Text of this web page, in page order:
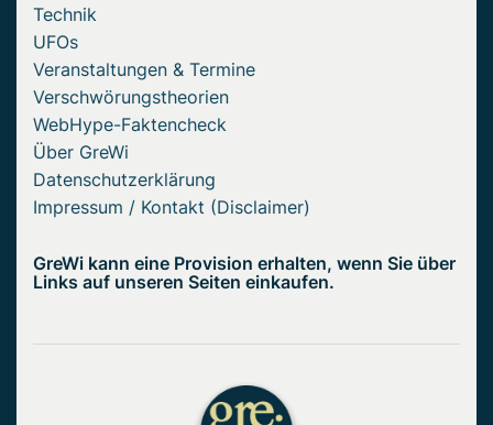
Technik
UFOs
Veranstaltungen & Termine
Verschwörungstheorien
WebHype-Faktencheck
Über GreWi
Datenschutzerklärung
Impressum / Kontakt (Disclaimer)
GreWi kann eine Provision erhalten, wenn Sie über
Links auf unseren Seiten einkaufen.